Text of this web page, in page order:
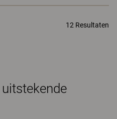
12 Resultaten